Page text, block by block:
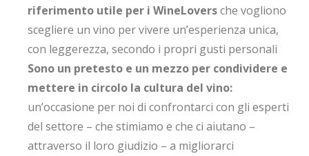
riferimento utile per i WineLoversche vogliono
scegliere un vino per vivere un’esperienza unica,
con leggerezza, secondo i propri gusti personali
Sono un pretesto e un mezzo per condividere e
mettere in circolo la cultura del vino:
un’occasione per noi di confrontarci con gli esperti
del settore – che stimiamo e che ci aiutano –
attraverso il loro giudizio – a migliorarci